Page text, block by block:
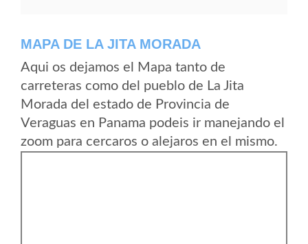
MAPA DE LA JITA MORADA
Aqui os dejamos el Mapa tanto de
carreteras como del pueblo de La Jita
Morada del estado de Provincia de
Veraguas en Panama podeis ir manejando el
zoom para cercaros o alejaros en el mismo.